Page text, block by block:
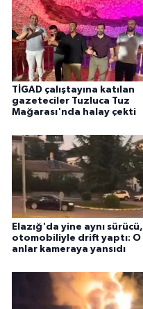
TİGAD çalıştayına katılan
gazeteciler Tuzluca Tuz
Mağarası'nda halay çekti
Elazığ'da yine aynı sürücü,
otomobiliyle drift yaptı: O
anlar kameraya yansıdı